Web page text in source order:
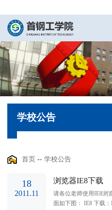
学校公告
首页 -- 学校公告
18
2011.11
浏览器IE8下载
请各位老师使用IE8浏
面如下图： IE8 下载：